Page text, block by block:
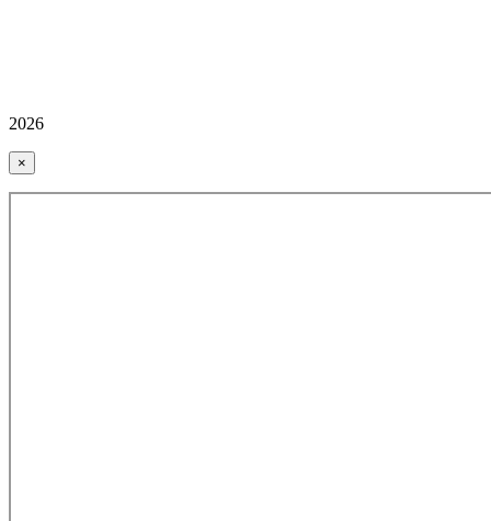
2026
×